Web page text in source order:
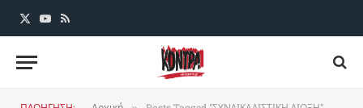
X
YouTube
RSS